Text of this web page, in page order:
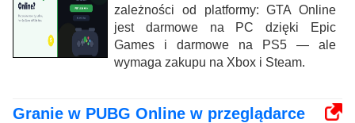
zależności od platformy: GTA Online
jest darmowe na PC dzięki Epic
Games i darmowe na PS5 — ale
wymaga zakupu na Xbox i Steam.
Granie w PUBG Online w przeglądarce